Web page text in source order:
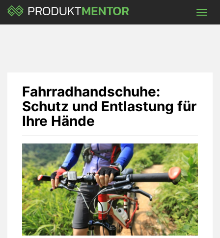
Skip
main
Fahrradhandschuhe:
Schutz und Entlastung für
Ihre Hände